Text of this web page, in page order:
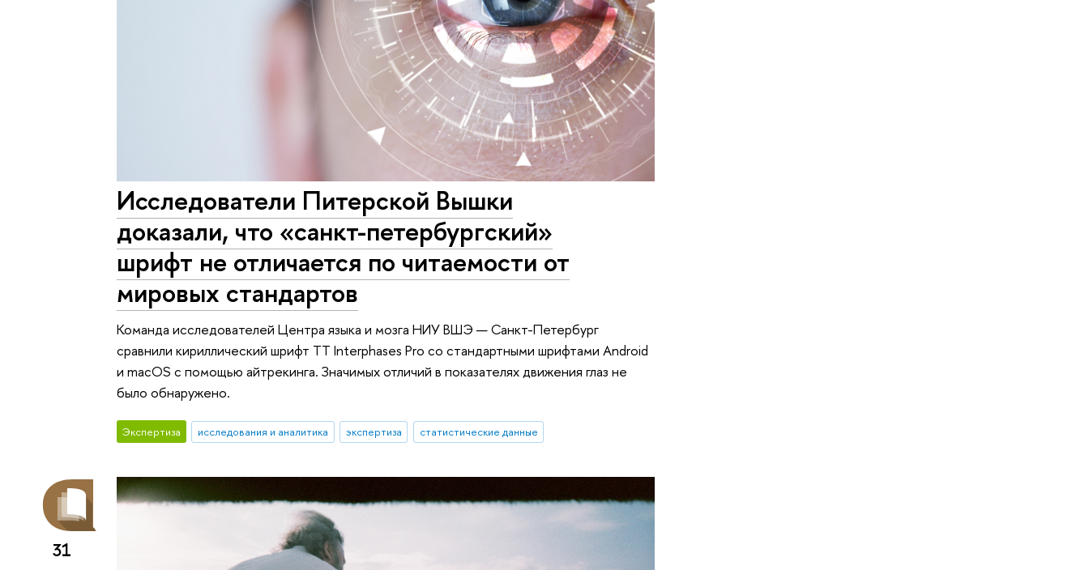
Исследователи Питерской Вышки
доказали, что «санкт-петербургский»
шрифт не отличается по читаемости от
мировых стандартов
Команда исследователей Центра языка и мозга НИУ ВШЭ — Санкт-Петербург
сравнили кириллический шрифт TT Interphases Pro со стандартными шрифтами Android
и macOS с помощью айтрекинга. Значимых отличий в показателях движения глаз не
было обнаружено.
Экспертиза исследования и аналитика экспертиза статистические данные
31